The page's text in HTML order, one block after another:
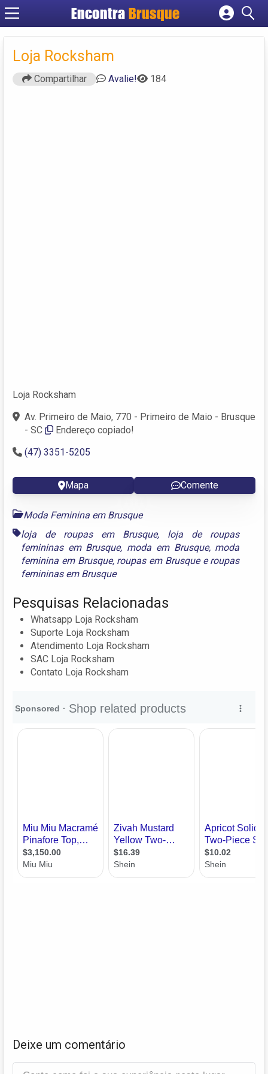
EncontraBrusque
Cadastrar empresa
Loja Rocksham
Compartilhar Avalie! 184
Loja Rocksham
Av. Primeiro de Maio, 770 - Primeiro de Maio - Brusque
- SC
Endereço copiado!
(47) 3351-5205
Mapa Comente
Moda Feminina em Brusque
loja de roupas em Brusque, loja de roupas
femininas em Brusque, moda em Brusque, moda
feminina em Brusque, roupas em Brusqueeroupas
femininas em Brusque
Pesquisas Relacionadas
Whatsapp Loja Rocksham
Suporte Loja Rocksham
Atendimento Loja Rocksham
SAC Loja Rocksham
Contato Loja Rocksham
Deixe um comentário